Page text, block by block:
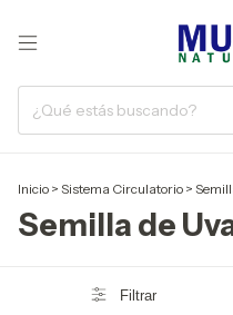
Inicio > Sistema Circulatorio >
Semilla de
Filtrar